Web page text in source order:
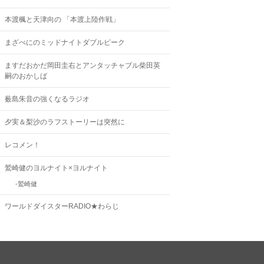
本渡楓と天津向の 「本渡上陸作戦」
まざべにのミッドナイトダブルピーク
ますだおかだ岡田圭右とアンタッチャブル柴田英
嗣のおかしば
薮島朱音の強くなるラジオ
夕実＆梨沙のラフストーリーは突然に
レコメン！
鷲崎健のヨルナイト×ヨルナイト
鷲崎健
ワールドダイスターRADIO★わらじ